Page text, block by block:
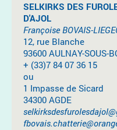
SELKIRKS DES
D'AJOL
Françoise BOVAIS-
12, rue Blanche
93600 AULNAY-SOUS-
+ (33)7 84 07 36 15
ou
1 Impasse de Sicard
34300 AGDE